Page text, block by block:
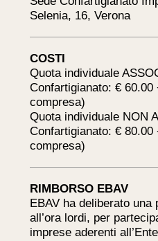
Selenia, 16, Verona
COSTI
Quota individuale
Confartigianato: € 60.00
compresa)
Quota individuale NON
Confartigianato: € 80.00
compresa)
RIMBORSO EBAV
EBAV ha deliberato
all’ora lordi, per
imprese aderenti all’Ente